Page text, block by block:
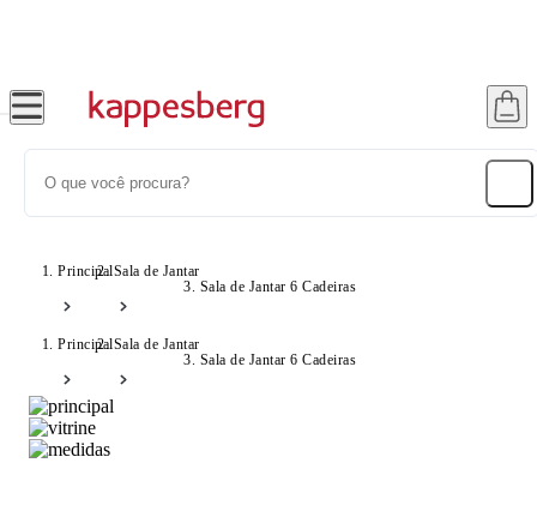
PrincipalSala de Jantar
Sala de Jantar 6 Cadeiras
PrincipalSala de Jantar
Sala de Jantar 6 Cadeiras